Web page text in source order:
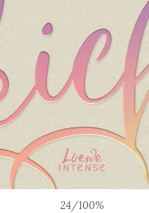
24/100%